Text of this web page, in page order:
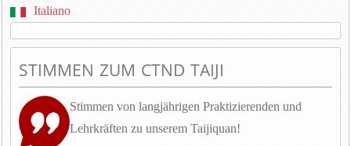
Italiano
STIMMEN ZUM CTND TAIJI
Stimmen von langjährigen Praktizierenden und
Lehrkräften zu unserem Taijiquan!